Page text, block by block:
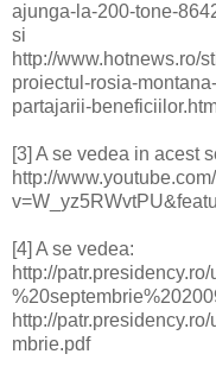
ajunga-la-200-tone-
si
http://www.hotnews.ro/
proiectul-rosia-
partajarii-
[3] A se vedea in acest
http://
[4] A se vedea:
http://
http://
mbrie.pdf